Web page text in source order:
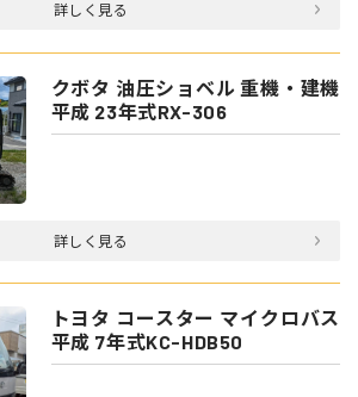
詳しく見る
クボタ 油圧ショベル 重機・建機
平成 23年式RX-306
詳しく見る
トヨタ コースター マイクロバス
平成 7年式KC-HDB50